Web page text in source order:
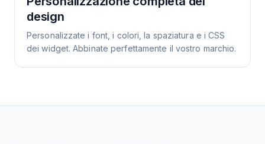
design
Personalizzate i font, i colori, la spaziatura e i CSS
dei widget. Abbinate perfettamente il vostro marchio.